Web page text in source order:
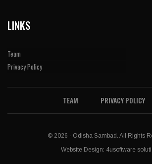
LINKS
Team
Privacy Policy
TEAM PRIVACY POLICY
© 2026 - Odisha Sambad. All Rights
Website Design: 4usoftware